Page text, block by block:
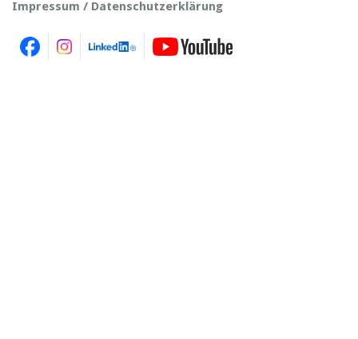
Impressum / Datenschutzerklärung